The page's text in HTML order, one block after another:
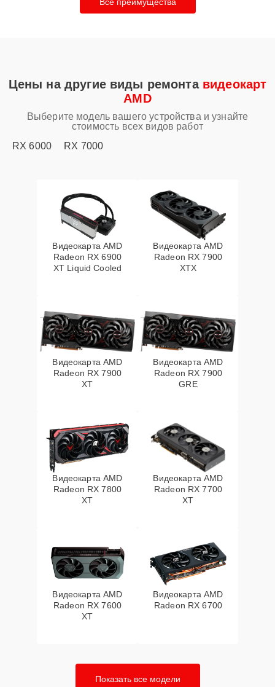
Цены на другие виды ремонта видеокарт
AMD
Выберите модель вашего устройства и узнайте
стоимость всех видов работ
RX 6000
RX 7000
Видеокарта AMD
Radeon RX 6900
XT Liquid Cooled
Видеокарта AMD
Radeon RX 7900
XTX
Видеокарта AMD
Radeon RX 7900
XT
Видеокарта AMD
Radeon RX 7900
GRE
Видеокарта AMD
Radeon RX 7800
XT
Видеокарта AMD
Radeon RX 7700
XT
Видеокарта AMD
Radeon RX 7600
XT
Видеокарта AMD
Radeon RX 6700
Показать все модели